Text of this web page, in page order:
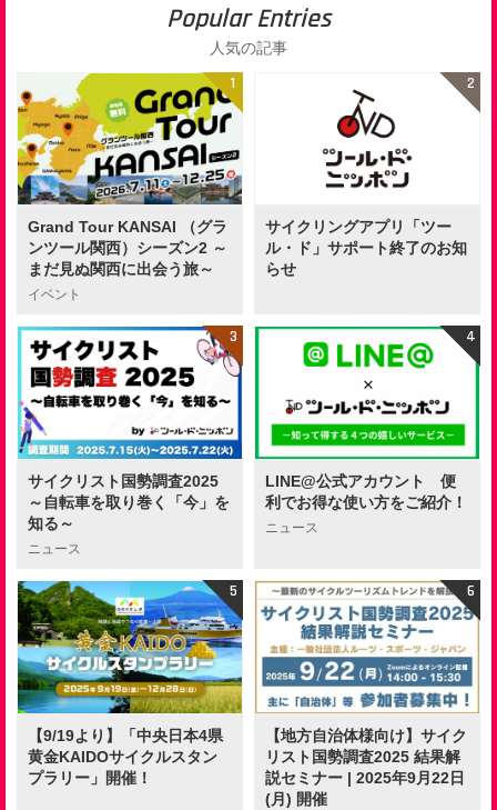
Popular Entries
人気の記事
Grand Tour KANSAI （グラ
ンツール関西）シーズン2 ～
まだ見ぬ関西に出会う旅～
イベント
サイクリングアプリ「ツー
ル・ド」サポート終了のお知
らせ
サイクリスト国勢調査2025
～自転車を取り巻く「今」を
知る～
ニュース
LINE@公式アカウント 便
利でお得な使い方をご紹介！
ニュース
【9/19より】「中央日本4県
黄金KAIDOサイクルスタン
プラリー」開催！
【地方自治体様向け】サイク
リスト国勢調査2025 結果解
説セミナー | 2025年9月22日
(月) 開催